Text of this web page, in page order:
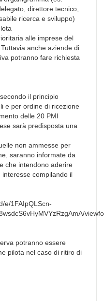
direttore tecnico,
ricerca e sviluppo)
alle imprese del
anche aziende di
potranno fare richiesta
il principio
e per ordine di ricezione
delle 20 PMI
sarà predisposta una
non ammesse per
saranno informate da
che intendono aderire
compilando il
e/1FAIpQLScn-
potranno essere
pilota nel caso di ritiro di